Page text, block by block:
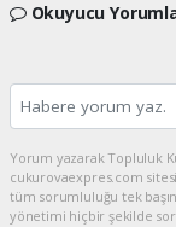
Okuyucu
Yorum yazarak Topluluk
cukurovaexpres.com
tüm sorumluluğu tek
yönetimi hiçbir şekilde